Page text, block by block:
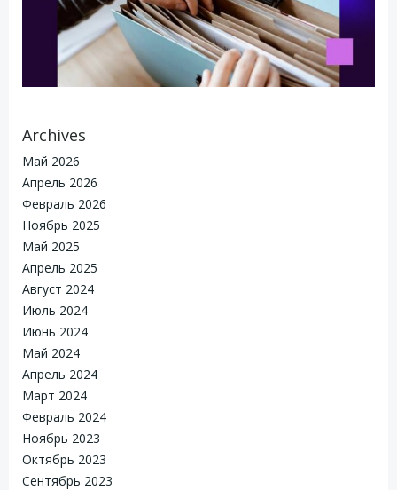
Archives
Май 2026
Апрель 2026
Февраль 2026
Ноябрь 2025
Май 2025
Апрель 2025
Август 2024
Июль 2024
Июнь 2024
Май 2024
Апрель 2024
Март 2024
Февраль 2024
Ноябрь 2023
Октябрь 2023
Сентябрь 2023